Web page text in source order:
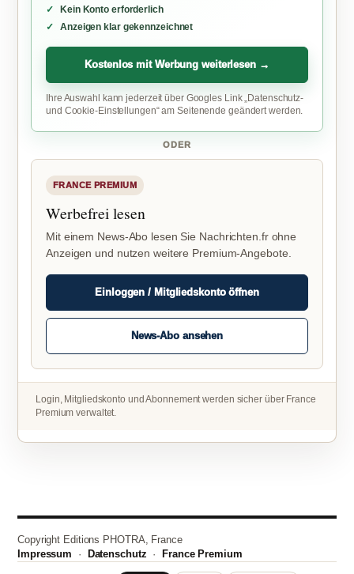
Kein Konto erforderlich
Anzeigen klar gekennzeichnet
Kostenlos mit Werbung weiterlesen →
Ihre Auswahl kann jederzeit über Googles Link „Datenschutz-
und Cookie-Einstellungen“ am Seitenende geändert werden.
ODER
FRANCE PREMIUM
Werbefrei lesen
Mit einem News-Abo lesen Sie Nachrichten.fr ohne
Anzeigen und nutzen weitere Premium-Angebote.
Einloggen / Mitgliedskonto öffnen
News-Abo ansehen
Login, Mitgliedskonto und Abonnement werden sicher über France
Premium verwaltet.
Copyright Editions PHOTRA, France
Impressum · Datenschutz · France Premium